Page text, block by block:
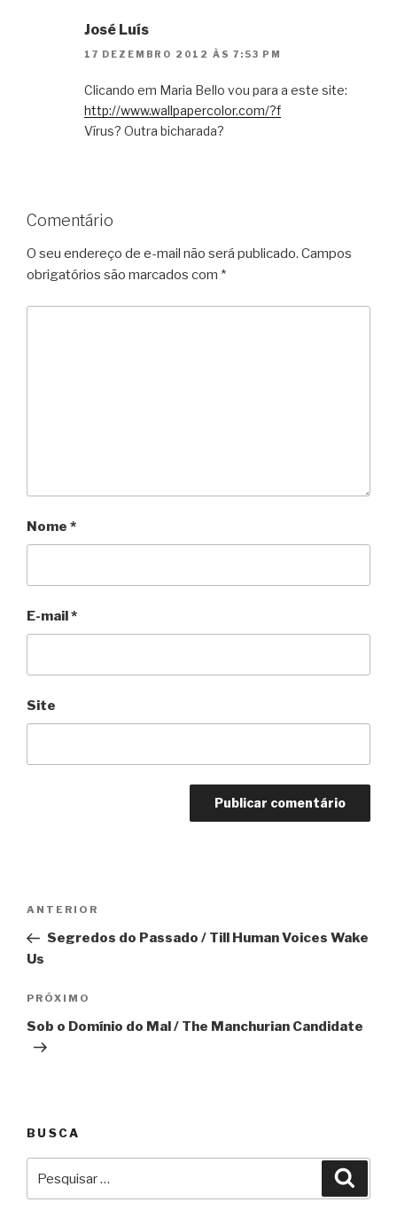
José Luís
17 DEZEMBRO 2012 ÀS 7:53 PM
Clicando em Maria Bello vou para a este site:
http://www.wallpapercolor.com/?f
Vírus? Outra bicharada?
Comentário
O seu endereço de e-mail não será publicado. Campos
obrigatórios são marcados com *
Nome *
E-mail *
Site
Post
Anterior
ANTERIOR
Segredos do Passado / Till Human Voices Wake
Us
Próximo
PRÓXIMO
Sob o Domínio do Mal / The Manchurian Candidate
BUSCA